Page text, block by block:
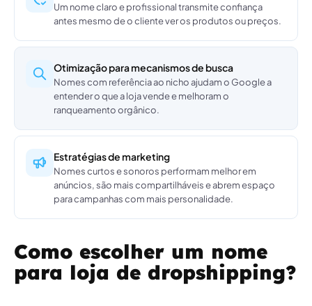
Um nome claro e profissional transmite confiança
antes mesmo de o cliente ver os produtos ou preços.
Otimização para mecanismos de busca
Nomes com referência ao nicho ajudam o Google a
entender o que a loja vende e melhoram o
ranqueamento orgânico.
Estratégias de marketing
Nomes curtos e sonoros performam melhor em
anúncios, são mais compartilháveis e abrem espaço
para campanhas com mais personalidade.
Como escolher um nome
para loja de dropshipping?